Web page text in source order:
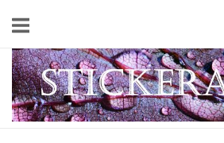
content
Home